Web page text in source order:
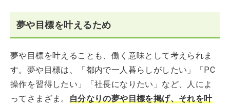
夢や目標を叶えるため
夢や目標を叶えることも、働く意味として考えられま
す。夢や目標は、「都内で一人暮らしがしたい」「PC
操作を習得したい」「社長になりたい」など、人によ
ってさまざま。 自分なりの夢や目標を掲げ、それを叶